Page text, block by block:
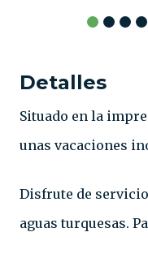
Detalles
Situado en la
unas vacaciones
Disfrute de
aguas turquesas.